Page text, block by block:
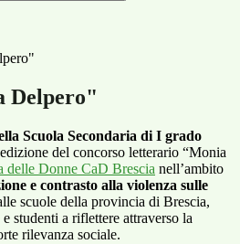
Delpero"
Scuola Secondaria di I grado
del concorso letterario “Monia
delle Donne CaD Brescia nell’ambito
e contrasto alla violenza sulle
scuole della provincia di Brescia,
studenti a riflettere attraverso la
rilevanza sociale.